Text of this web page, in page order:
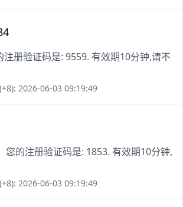
注册验证码是: 9559. 有效期10分钟,请不
2026-06-03 09:19:49
您的注册验证码是: 1853. 有效期10分钟,
2026-06-03 09:19:49